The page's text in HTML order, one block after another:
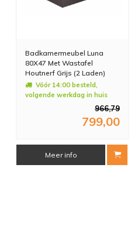
Badkamermeubel Luna
80X47 Met Wastafel
Houtnerf Grijs (2 Laden)
Vóór 14:00 besteld,
volgende werkdag in huis
966,79
799,00
Meer info